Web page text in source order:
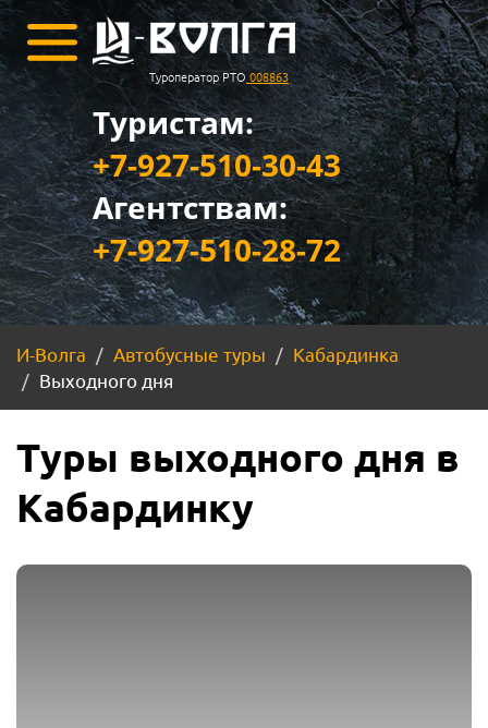
Туроператор РТО 008863
Туристам:
+7-927-510-30-43
Агентствам:
+7-927-510-28-72
И-Волга Автобусные туры
Кабардинка
Выходного дня
Туры выходного дня в
Кабардинку